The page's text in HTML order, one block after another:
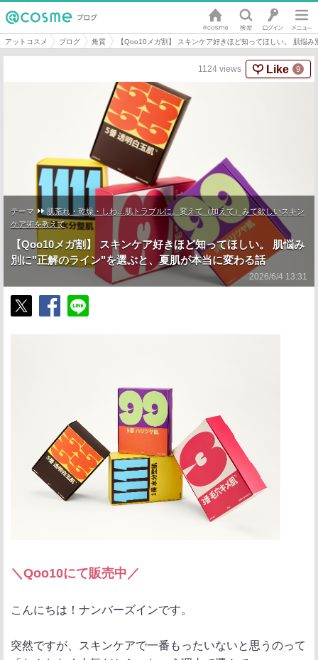
アットコスメ ブログ 角質 【Qoo10メガ割】 スキンケア好きほど知ってほしい。 肌悩
1124 views Like 9
テーマ
肌荒れ・乾燥・しわ…肌トラブルに。変えて（加えて）みて欲しいスキン
ケア術を教えて
【Qoo10メガ割】 スキンケア好きほど知ってほしい。 肌悩み
別に"正解のライン"を選ぶと、夏肌が本当に変わる話
2026/6/4 13:31
＼Qoo10にて販売中／
こんにちは！ナンバーズインです。
突然ですが、スキンケアで一番もったいないと思うのって